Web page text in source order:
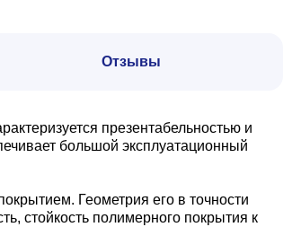
Отзывы
презентабельностью и
большой эксплуатационный
Геометрия его в точности
стойкость полимерного покрытия к